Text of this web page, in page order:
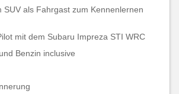
SUV als Fahrgast zum Kennenlernen
mit dem Subaru Impreza STI WRC
Benzin inclusive